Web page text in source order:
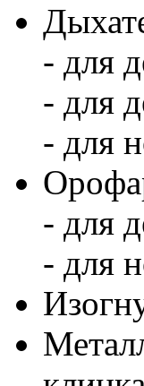
- для
- для
- для
- для
- для